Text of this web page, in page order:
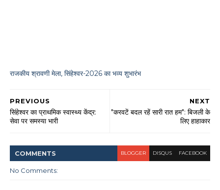
राजकीय श्रावणी मेला, सिंहेश्वर-2026 का भव्य शुभारंभ
NEXT
"करवटें बदल रहें सारी रात हम": बिजली के
लिए हाहाकार
PREVIOUS
सिंहेश्वर का प्राथमिक स्वास्थ्य केंद्र:
सेवा पर समस्या भारी
COMMENTS BLOGGER DISQUS FACEBOOK
No Comments: